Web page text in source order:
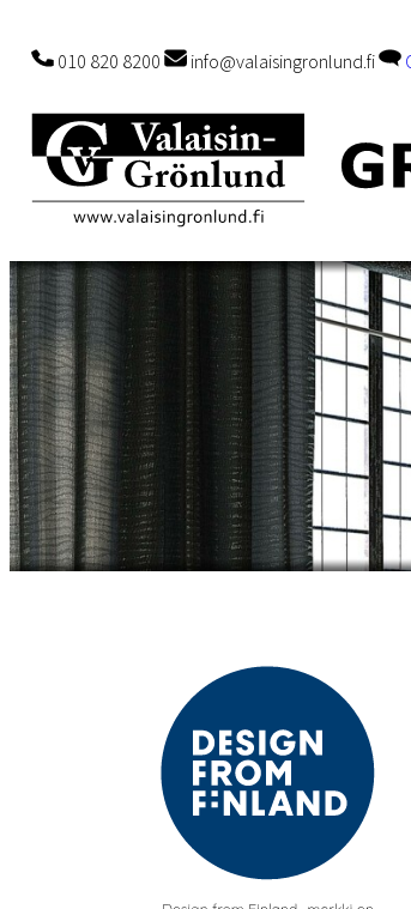
010 820 8200 info@valaisingronlund.fi